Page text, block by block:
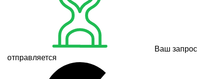
Ваш запрос
отправляется